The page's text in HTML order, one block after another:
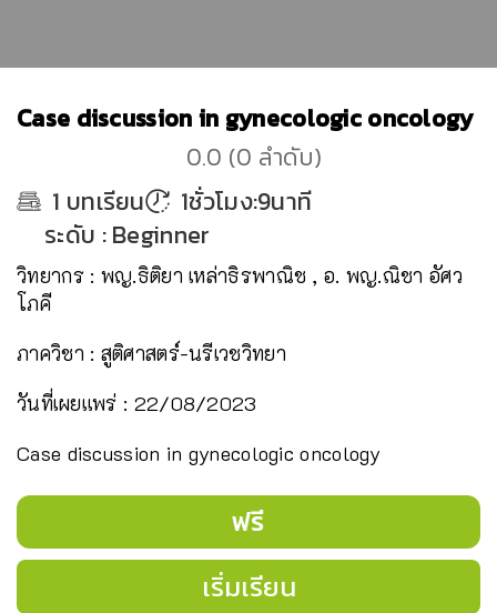
Case discussion in gynecologic oncology
0.0 (0 ลำดับ)
1 บทเรียน
1ชั่วโมง:9นาที
ระดับ :Beginner
วิทยากร : พญ.ธิติยา เหล่าธิรพาณิช , อ. พญ.ณิชา อัศว
โภคี
ภาควิชา : สูติศาสตร์-นรีเวชวิทยา
วันที่เผยแพร่ : 22/08/2023
Case discussion in gynecologic oncology
ฟรี
เริ่มเรียน